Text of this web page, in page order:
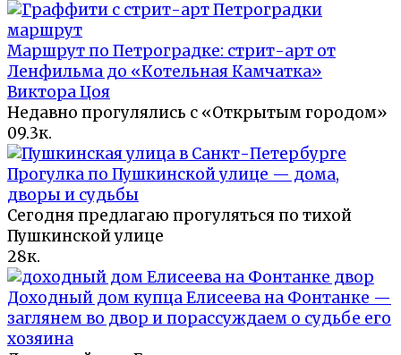
Маршрут по Петроградке: стрит-арт от
Ленфильма до «Котельная Камчатка»
Виктора Цоя
Недавно прогулялись с «Открытым городом»
09.3к.
Прогулка по Пушкинской улице — дома,
дворы и судьбы
Сегодня предлагаю прогуляться по тихой
Пушкинской улице
28к.
Доходный дом купца Елисеева на Фонтанке —
заглянем во двор и порассуждаем о судьбе его
хозяина